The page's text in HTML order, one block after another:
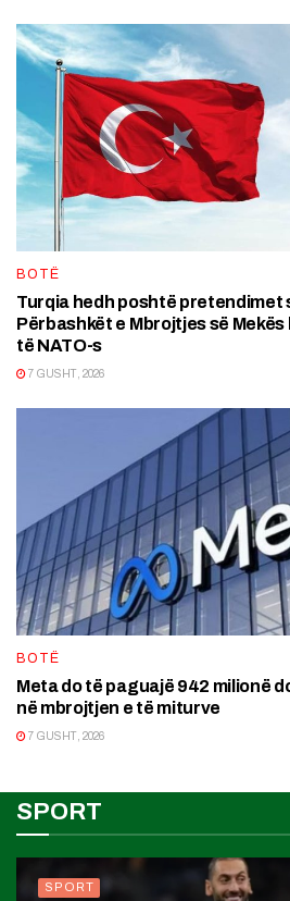
BOTË
Turqia hedh poshtë pretendimet
Përbashkët e Mbrojtjes së Mekës
të NATO-s
7 GUSHT, 2026
BOTË
Meta do të paguajë 942 milionë
në mbrojtjen e të miturve
7 GUSHT, 2026
SPORT
SPORT